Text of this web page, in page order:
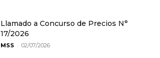
Llamado a Concurso de Precios N°
17/2026
MSS - 02/07/2026